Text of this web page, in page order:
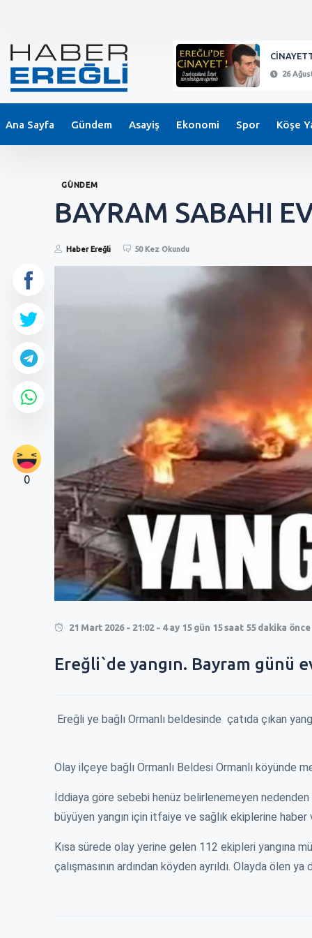
KEPEZ'DE BIÇAKLI SALDIRI !
26 Ağustos 2024 - 21:11 26
Ana Sayfa Gündem Asayiş Ekonomi Spor Köşe
0
GÜNDEM
BAYRAM SABAHI
Haber Ereğli 50 Kez Okundu
21 Mart 2026 - 21:02 - 4 ay 15 gün 15 saat 55 dakika önce
Ereğli`de yangın. Bayram günü
Ereğli ye bağlı Ormanlı beldesinde çatıda çıkan
Olay ilçeye bağlı Ormanlı Beldesi Ormanlı köyünde
İddiaya göre sebebi henüz belirlenemeyen nedenden
büyüyen yangın için itfaiye ve sağlık ekiplerine haber
Kısa sürede olay yerine gelen 112 ekipleri yangına
çalışmasının ardından köyden ayrıldı. Olayda ölen